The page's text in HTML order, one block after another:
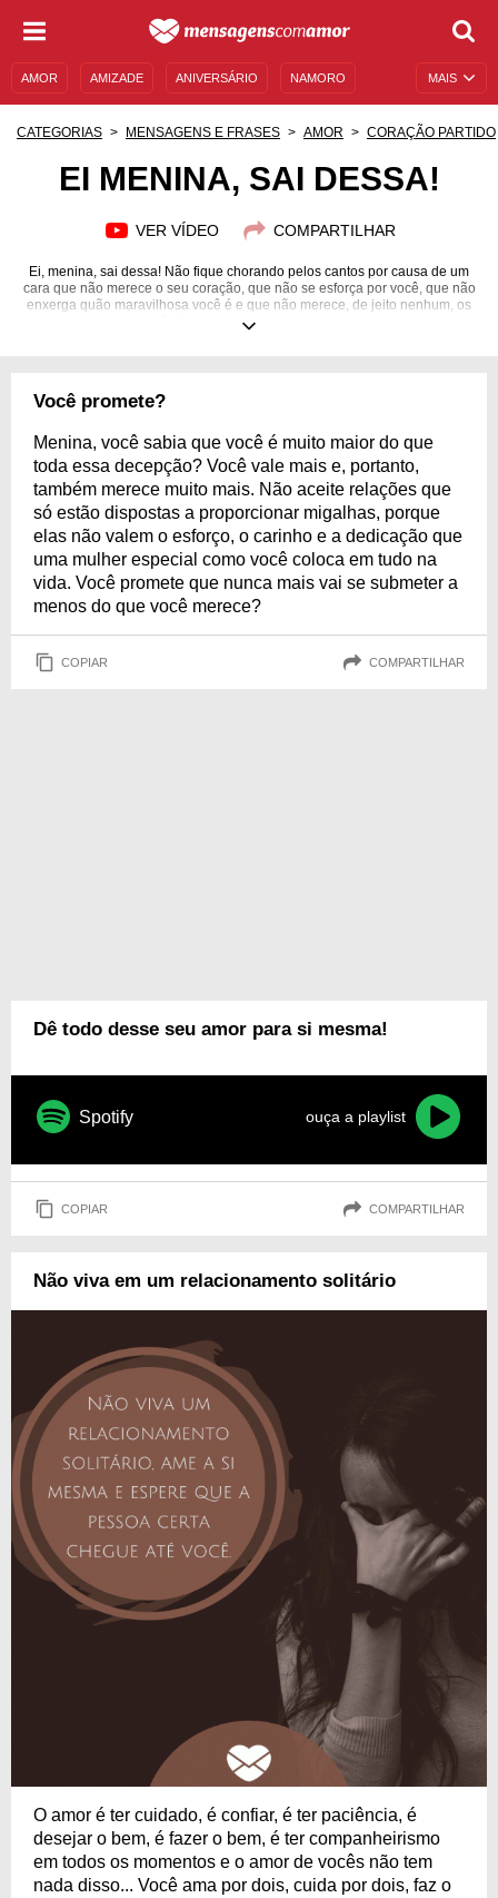
MAIS
AMOR AMIZADE ANIVERSÁRIO NAMORO
CATEGORIAS MENSAGENS E FRASES AMOR CORAÇÃO PARTIDO
EI MENINA, SAI DESSA!
VER VÍDEO COMPARTILHAR
Ei, menina, sai dessa! Não fique chorando pelos cantos por causa de um
cara que não merece o seu coração, que não se esforça por você, que não
enxerga quão maravilhosa você é e que não merece, de jeito nenhum, os
seus sentimentos. Você é uma menina cheia de vida, de personalidade, e
você e se anime com estas mensagens!
Você promete?
Menina, você sabia que você é muito maior do que
toda essa decepção? Você vale mais e, portanto,
também merece muito mais. Não aceite relações que
só estão dispostas a proporcionar migalhas, porque
elas não valem o esforço, o carinho e a dedicação que
uma mulher especial como você coloca em tudo na
vida. Você promete que nunca mais vai se submeter a
menos do que você merece?
COPIAR COMPARTILHAR
Dê todo desse seu amor para si mesma!
Spotify ouça a playlist
COPIAR COMPARTILHAR
Não viva em um relacionamento solitário
O amor é ter cuidado, é confiar, é ter paciência, é
desejar o bem, é fazer o bem, é ter companheirismo
em todos os momentos e o amor de vocês não tem
nada disso... Você ama por dois, cuida por dois, faz o